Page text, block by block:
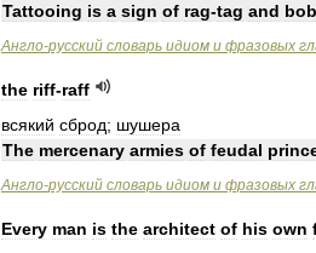
Tattooing is a sign of rag-tag and
Англо-русский словарь идиом и фразовых
the riff-raff
всякий сброд; шушера
The mercenary armies of feudal
Англо-русский словарь идиом и фразовых
Every man is the architect of his own